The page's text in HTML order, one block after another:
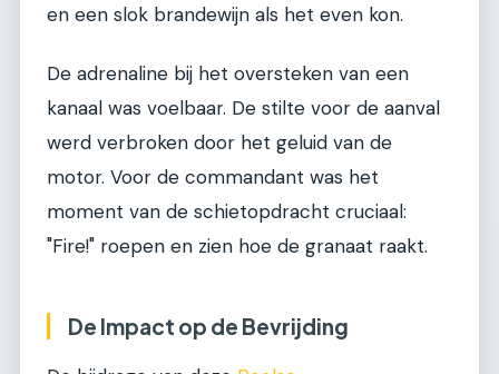
en een slok brandewijn als het even kon.
De adrenaline bij het oversteken van een
kanaal was voelbaar. De stilte voor de aanval
werd verbroken door het geluid van de
motor. Voor de commandant was het
moment van de schietopdracht cruciaal:
"Fire!" roepen en zien hoe de granaat raakt.
De Impact op de Bevrijding